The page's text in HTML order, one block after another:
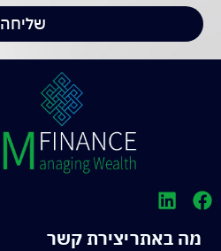
שליחה
מה באתריצירת קשר